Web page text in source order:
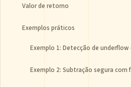
Valor de retorno
Exemplos práticos
Exemplo 1: Detecção de underflow
Exemplo 2: Subtração segura com